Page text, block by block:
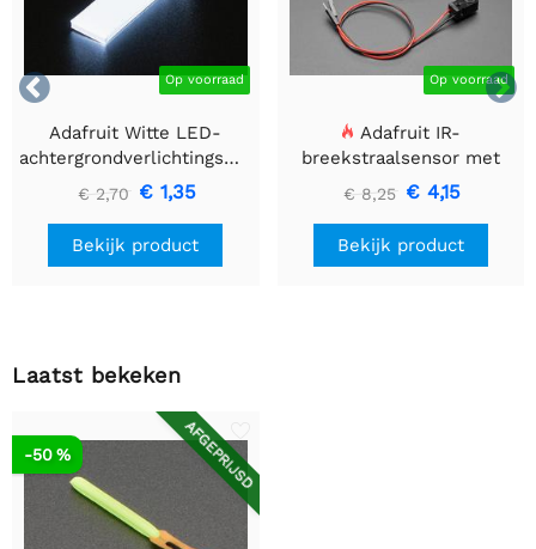

 Op voorraad
Adafruit Witte LED-
achtergrondverlichtingsmodule
- Klein 12 mm x 40 mm
€ 2,70 € 1,35
Bekijk product
Op voorraad
Adafruit IR-
breekstraalsensor met
premium draadheader
header einden - 5 mm
LED's
€ 8,25 € 4,15
Bekijk product
Laatst bekeken
AFGEPRIJSD
-50 %